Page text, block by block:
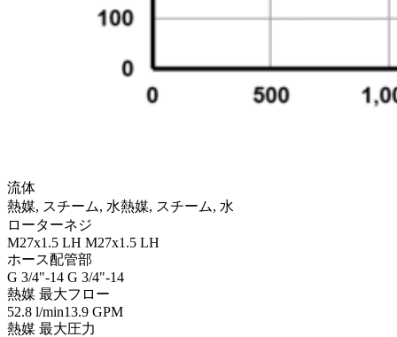
流体
熱媒, スチーム, 水熱媒, スチーム, 水
ローターネジ
M27x1.5 LH M27x1.5 LH
ホース配管部
G 3/4"-14 G 3/4"-14
熱媒 最大フロー
52.8 l/min13.9 GPM
熱媒 最大圧力